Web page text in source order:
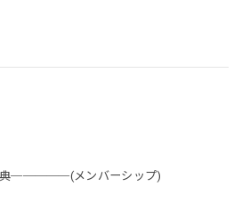
典─────(メンバーシップ)